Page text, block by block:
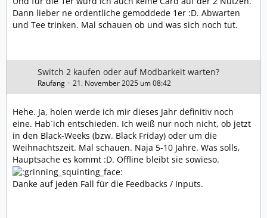
Dann lieber ne ordentliche gemoddede 1er :D. Abwarten
und Tee trinken. Mal schauen ob und was sich noch tut.
Switch 2 kaufen oder auf Modbarkeit warten?
Raufang 21. November 2025 um 08:42
Hehe. Ja, holen werde ich mir dieses Jahr definitiv noch
eine. Hab´ich entschieden. Ich weiß nur noch nicht, ob jetzt
in den Black-Weeks (bzw. Black Friday) oder um die
Weihnachtszeit. Mal schauen. Naja 5-10 Jahre. Was solls,
Hauptsache es kommt :D. Offline bleibt sie sowieso.
Danke auf jeden Fall für die Feedbacks / Inputs.